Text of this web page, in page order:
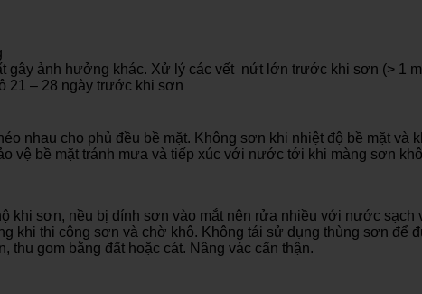
gây ảnh hưởng khác. Xử lý các vết nứt lớn trước khi sơn (> 1
21 – 28 ngày trước khi sơn
nhau cho phủ đều bề mặt. Không sơn khi nhiệt độ bề mặt và
vệ bề mặt tránh mưa và tiếp xúc với nước tới khi màng sơn
khi sơn, nều bị dính sơn vào mắt nên rửa nhiều với nước
khi thi công sơn và chờ khô. Không tái sử dụng thùng sơn để
gom bằng đất hoặc cát. Nâng vác cẩn thận.